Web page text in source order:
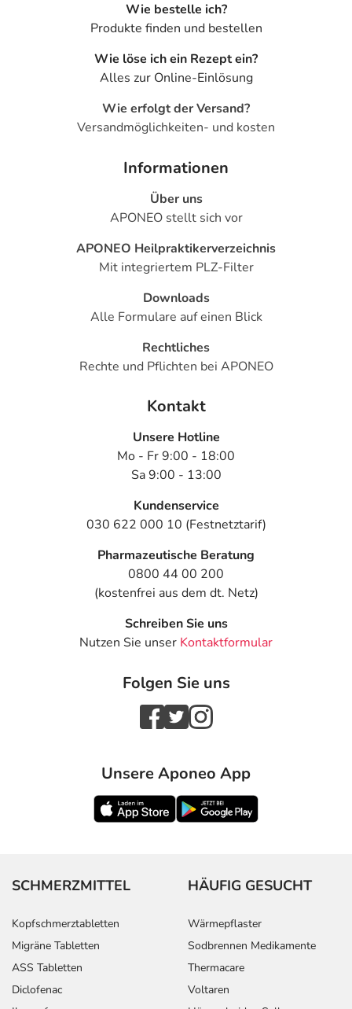
Wie bestelle ich?
Produkte finden und bestellen
Wie löse ich ein Rezept ein?
Alles zur Online-Einlösung
Wie erfolgt der Versand?
Versandmöglichkeiten- und kosten
Informationen
Über uns
APONEO stellt sich vor
APONEO Heilpraktikerverzeichnis
Mit integriertem PLZ-Filter
Downloads
Alle Formulare auf einen Blick
Rechtliches
Rechte und Pflichten bei APONEO
Kontakt
Unsere Hotline
Mo - Fr 9:00 - 18:00
Sa 9:00 - 13:00
Kundenservice
030 622 000 10 (Festnetztarif)
Pharmazeutische Beratung
0800 44 00 200
(kostenfrei aus dem dt. Netz)
Schreiben Sie uns
Nutzen Sie unser Kontaktformular
Folgen Sie uns
Unsere Aponeo App
SCHMERZMITTEL
Kopfschmerztabletten
Migräne Tabletten
ASS Tabletten
Diclofenac
HÄUFIG GESUCHT
Wärmepflaster
Sodbrennen Medikamente
Thermacare
Voltaren